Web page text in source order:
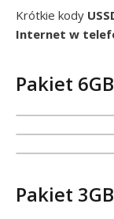
Krótkie kody
Internet w
Pakiet 6GB
Pakiet 3GB